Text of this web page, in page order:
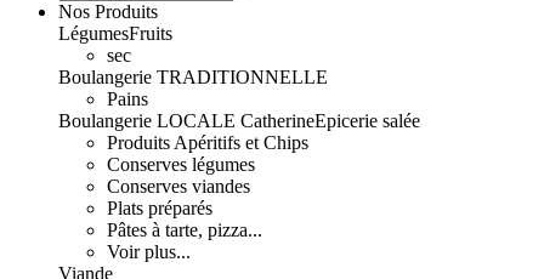
Nos Produits
LégumesFruits
sec
Boulangerie TRADITIONNELLE
Pains
Boulangerie LOCALE CatherineEpicerie salée
Produits Apéritifs et Chips
Conserves légumes
Conserves viandes
Plats préparés
Pâtes à tarte, pizza...
Voir plus...
Viande